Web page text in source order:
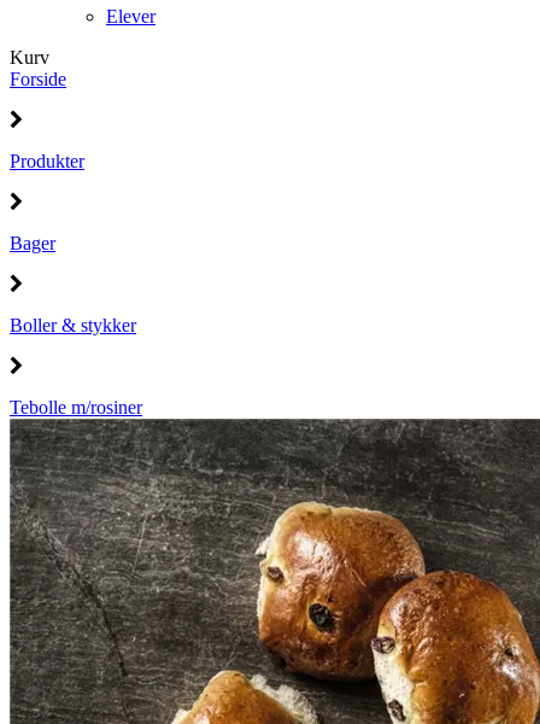
Elever
Kurv
Forside
Produkter
Bager
Boller & stykker
Tebolle m/rosiner